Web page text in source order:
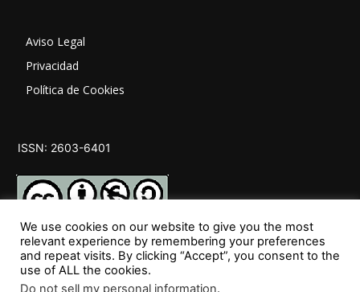
Aviso Legal
Privacidad
Política de Cookies
ISSN: 2603-6401
SÍGUENOS
We use cookies on our website to give you the most
relevant experience by remembering your preferences
and repeat visits. By clicking “Accept”, you consent to the
use of ALL the cookies.
Do not sell my personal information.